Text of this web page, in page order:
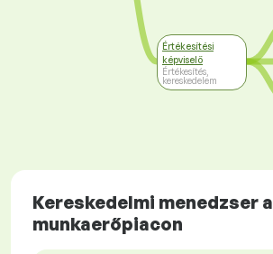
Értékesítési
képviselő
Értékesítés,
kereskedelem
Kereskedelmi menedzser a
munkaerőpiacon